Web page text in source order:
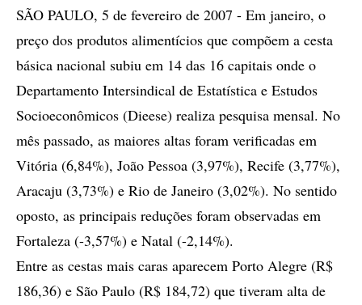
compartilhamento
SÃO PAULO, 5 de fevereiro de 2007 - Em janeiro, o
preço dos produtos alimentícios que compõem a cesta
básica nacional subiu em 14 das 16 capitais onde o
Departamento Intersindical de Estatística e Estudos
Socioeconômicos (Dieese) realiza pesquisa mensal. No
mês passado, as maiores altas foram verificadas em
Vitória (6,84%), João Pessoa (3,97%), Recife (3,77%),
Aracaju (3,73%) e Rio de Janeiro (3,02%). No sentido
oposto, as principais reduções foram observadas em
Fortaleza (-3,57%) e Natal (-2,14%).
Entre as cestas mais caras aparecem Porto Alegre (R$
186,36) e São Paulo (R$ 184,72) que tiveram alta de